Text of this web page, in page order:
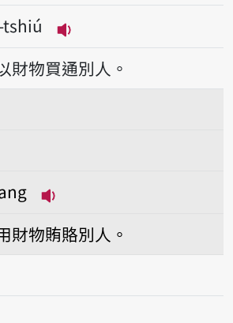
播放音讀seh-āu-tshiú
財物買通別人。
財物賄賂別人。